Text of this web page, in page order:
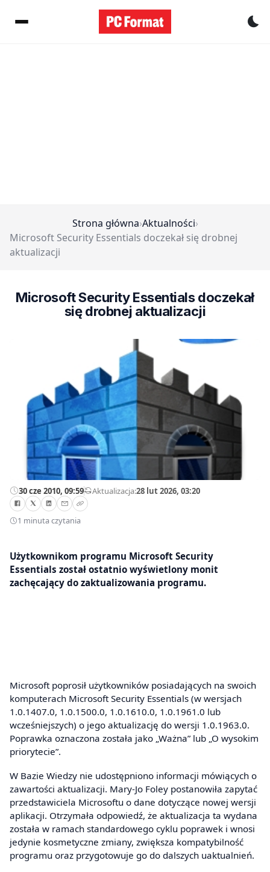
Strona główna›Aktualności›
Microsoft Security Essentials doczekał się drobnej
aktualizacji
Microsoft Security Essentials doczekał
się drobnej aktualizacji
30 cze 2010, 09:59—Aktualizacja:28 lut 2026, 03:20
1 minuta czytania
Użytkownikom programu Microsoft Security
Essentials został ostatnio wyświetlony monit
zachęcający do zaktualizowania programu.
Microsoft poprosił użytkowników posiadających na swoich
komputerach Microsoft Security Essentials (w wersjach
1.0.1407.0, 1.0.1500.0, 1.0.1610.0, 1.0.1961.0 lub
wcześniejszych) o jego aktualizację do wersji 1.0.1963.0.
Poprawka oznaczona została jako „Ważna” lub „O wysokim
priorytecie”.
W Bazie Wiedzy nie udostępniono informacji mówiących o
zawartości aktualizacji. Mary-Jo Foley postanowiła zapytać
przedstawiciela Microsoftu o dane dotyczące nowej wersji
aplikacji. Otrzymała odpowiedź, że aktualizacja ta wydana
została w ramach standardowego cyklu poprawek i wnosi
jedynie kosmetyczne zmiany, zwiększa kompatybilność
programu oraz przygotowuje go do dalszych uaktualnień.